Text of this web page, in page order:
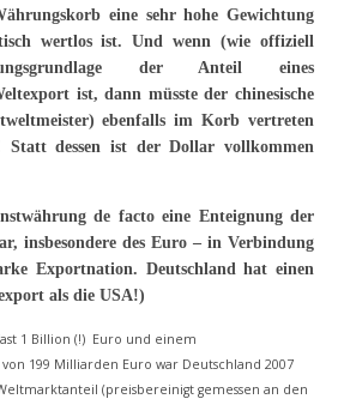
eine sehr hohe Gewichtung
wertlos ist. Und wenn (wie offiziell
der Anteil eines
ist, dann müsste der chinesische
ebenfalls im Korb vertreten
Statt dessen ist der Dollar vollkommen
de facto eine Enteignung der
insbesondere des Euro – in Verbindung
Exportnation. Deutschland hat einen
als die USA!)
1 Billion (!) Euro und einem
199 Milliarden Euro war Deutschland 2007
(preisbereinigt gemessen an den